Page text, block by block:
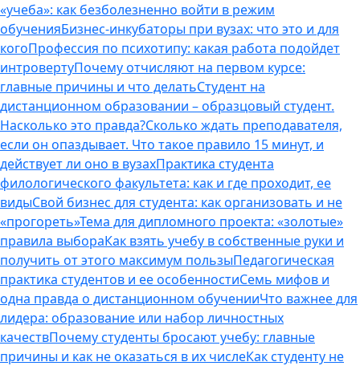
«учеба»: как безболезненно войти в режим
обученияБизнес-инкубаторы при вузах: что это и для
когоПрофессия по психотипу: какая работа подойдет
интровертуПочему отчисляют на первом курсе:
главные причины и что делатьСтудент на
дистанционном образовании – образцовый студент.
Насколько это правда?Сколько ждать преподавателя,
если он опаздывает. Что такое правило 15 минут, и
действует ли оно в вузахПрактика студента
филологического факультета: как и где проходит, ее
видыСвой бизнес для студента: как организовать и не
«прогореть»Тема для дипломного проекта: «золотые»
правила выбораКак взять учебу в собственные руки и
получить от этого максимум пользыПедагогическая
практика студентов и ее особенностиСемь мифов и
одна правда о дистанционном обученииЧто важнее для
лидера: образование или набор личностных
качествПочему студенты бросают учебу: главные
причины и как не оказаться в их числеКак студенту не